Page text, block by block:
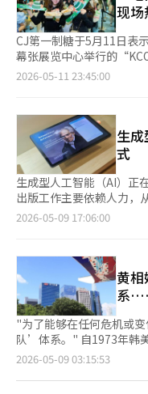
定周边结合的营销影响力
保留了首尔森林的树木，
邃感。在阴凉处安装了微
受到仿佛置身于深林中的凉爽。 现场有员工驻守，
和商品。访客们表示：“
间，感觉不到是建筑公
尚。”实际上，包括推着
们策划了让首尔森林的访
不破坏现有草坪的情况
根据GS建设的统计，自
约为86,000人。园区运营
闪活动结束，仍计划让市民继续使用
约15分钟的成水洞，另
营。GS建设将原本作为
牌化，开设了快闪店。 快闪店内部的氛围与一般的公寓宣传馆不
先映入眼帘的是‘微缩景
划分销的‘利贝尼克宰’
置成小型电影院，而实际
最高64层的汉江景观。利
正在申请专利。 空间各处还布置了刺激五感的元素。内部播放着
宰的声音策划音乐，灯光
文库·CGV的合作内容，
NC第一季度PC游戏销售
录。去年11月发布的《艾
布的《天堂经典》的热销
比增长69%。 按标题来看，《艾尔之战2》在第一季度实现了
1368亿韩元的销售额，成
经典》第一季度销售额为
一季度的良好业绩，而是
将持续增长。” NC展现出信心的原因在于《天堂经典》的长期热
销潜力。朴代表解释说，
和网吧市场份额等指标依
斯”的开放后，日销售额创下新高。 用户
注。NC表示，《天堂经
了20至30岁的年轻用户。
明其用户基础正在扩大。 对于《天堂重制版》的自我蚕食担忧，
30%，但这一降幅低于预
销能力扩展至全球的阶段
六个月纪念活动和第四季
于第三季度，6月初将启动夏季
《艾尔之战2》的全球预
而，由于全球市场上PC
的成功是否能在全球复制
现
CJ第一制糖于5月11日表
幕张展览中心举行的
品品牌Bibigo为主题的体验展位。 此次展位以K-
了生日派对的氛围，吸引了现场观众
域，提供了日本主打产品
长队，活动期间共售出约2万个产品。 CJ第一
品全球扩展的核心战略市
月，CJ第一制糖投资约
了饺子生产工厂。这是国
由千叶工厂生产的新产
下了约7亿韩元的销售额
市场份额。 目前，Bibigo饺子及CJ第一制糖的产品通过约4万个零
售渠道和在线平台在日本
CJ第一制糖相关人士表示
对Bibigo和K-食品的高度
一步巩固作为全球代表
智能（AI）系统翻译与编
2026-05-11 23:45:00
生
式
生成型人工智能（AI）正
出版工作主要依赖人力，
而现在，随着AI基础的自
用生成型AI进行内容制作
单的句子生成，广泛应用
要、宣传文案制作等出版制作的各个
点或特定事件发生后相关
引起了更多关注。过去，
间，但现在通过AI，资料整
为，生成型AI正在加剧出
籍从策划到出版的时间大
场，快速的制作周期和内
2026-05-09 17:06:00
黄
系
"为了能够在任何危机或
队’体系。" 自1973年韩
（CEO）黄相妍表示，正
基于工作相关性整合了
2026-05-09 03:15:53
页